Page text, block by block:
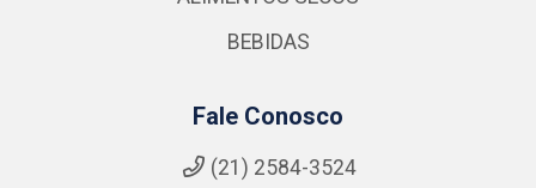
BEBIDAS
Fale Conosco
(21) 2584-3524